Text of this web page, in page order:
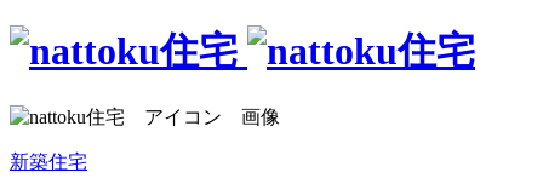
新築住宅